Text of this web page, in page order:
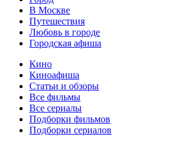
В Москве
Путешествия
Любовь в городе
Городская афиша
Кино
Киноафиша
Статьи и обзоры
Все фильмы
Все сериалы
Подборки фильмов
Подборки сериалов